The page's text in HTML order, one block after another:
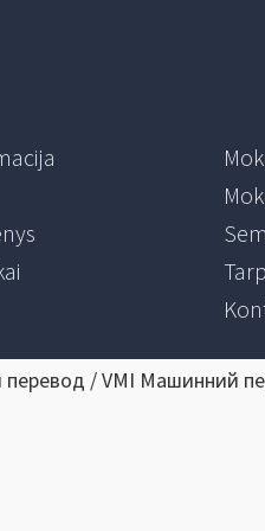
/ VMI Машинний